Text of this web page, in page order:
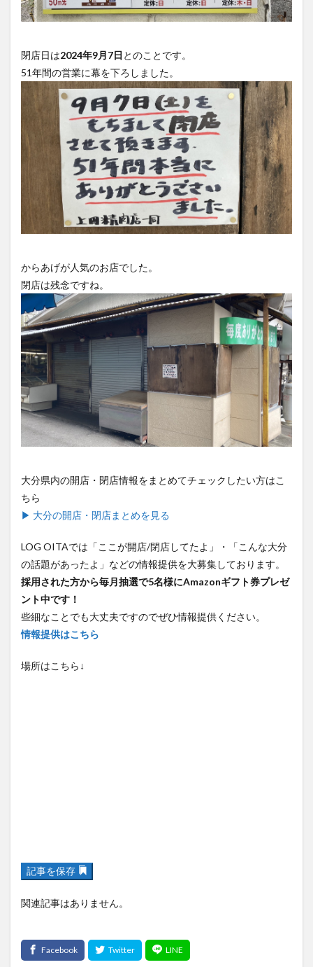
閉店日は2024年9月7日 とのことです。
51年間の営業に幕を下ろしました。
からあげが人気のお店でした。
閉店は残念ですね。
大分県内の開店・閉店情報をまとめてチェックしたい方はこ
ちら
▶ 大分の開店・閉店まとめを見る
LOG OITAでは「ここが開店/閉店してたよ」・「こんな大分
の話題があったよ」などの情報提供を大募集しております。
採用された方から毎月抽選で5名様にAmazonギフト券プレゼ
ント中です！
些細なことでも大丈夫ですのでぜひ情報提供ください。
情報提供はこちら
場所はこちら↓
記事を保存
関連記事はありません。
話題
豊後大野 豊後大野市
豊後高田市
鉄道ジオラマ
閉店 閉院
開店閉店まとめ
開院 韓国
韓国料理
飛行機 飲み物 高崎山 鰻
検索